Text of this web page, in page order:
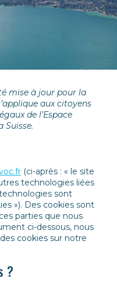
mise à jour pour la
aux citoyens
de l’Espace
Suisse.
(ci-après : « le site
technologies liées
sont
»). Des cookies sont
parties que nous
ci-dessous, nous
cookies sur notre
?